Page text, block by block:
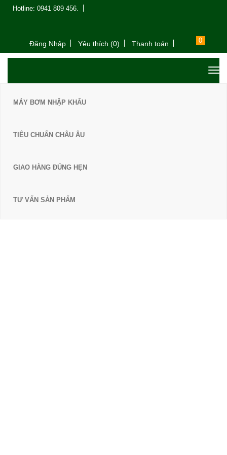
Hotline: 0941 809 456.
Đăng Nhập Yêu thích (0) Thanh toán 0
MÁY BƠM NHẬP KHẨU
TIÊU CHUẨN CHÂU ÂU
GIAO HÀNG ĐÚNG HẸN
TƯ VẤN SẢN PHẨM